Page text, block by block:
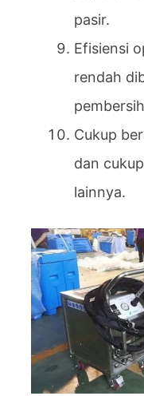
pasir.
Efisiensi
rendah
Cukup
dan
lainnya.